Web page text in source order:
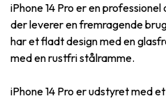
iPhone 14 Pro er en
der leverer en fremragende
har et fladt design med en
med en rustfri stålramme.
iPhone 14 Pro er udstyret med